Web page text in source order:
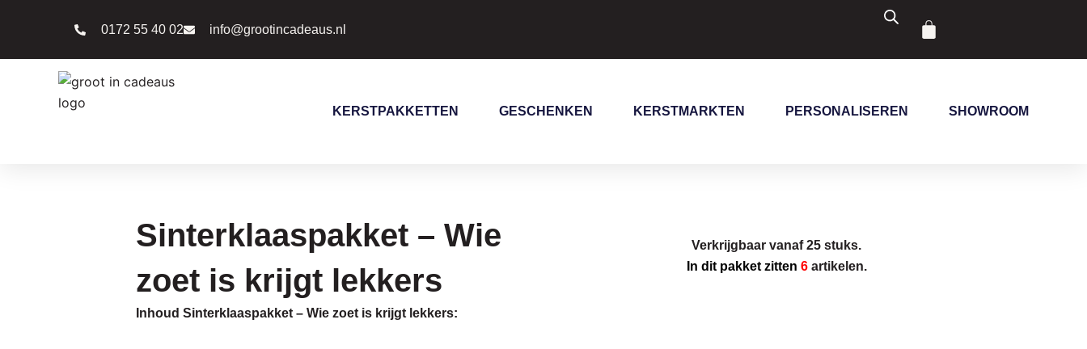
0172 55 40 02 info@grootincadeaus.nl Winkelwagen
KERSTPAKKETTEN GESCHENKEN KERSTMARKTEN PERSONALISEREN SHOWROOM
Sinterklaaspakket – Wie
zoet is krijgt lekkers
Inhoud Sinterklaaspakket – Wie zoet is krijgt lekkers:
Verkrijgbaar vanaf 25 stuks.
In dit pakket zitten 6 artikelen.